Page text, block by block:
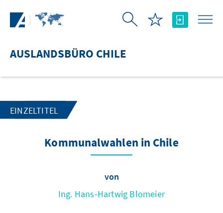
AUSLANDSBÜRO CHILE
EINZELTITEL
Kommunalwahlen in Chile
von
Ing. Hans-Hartwig Blomeier